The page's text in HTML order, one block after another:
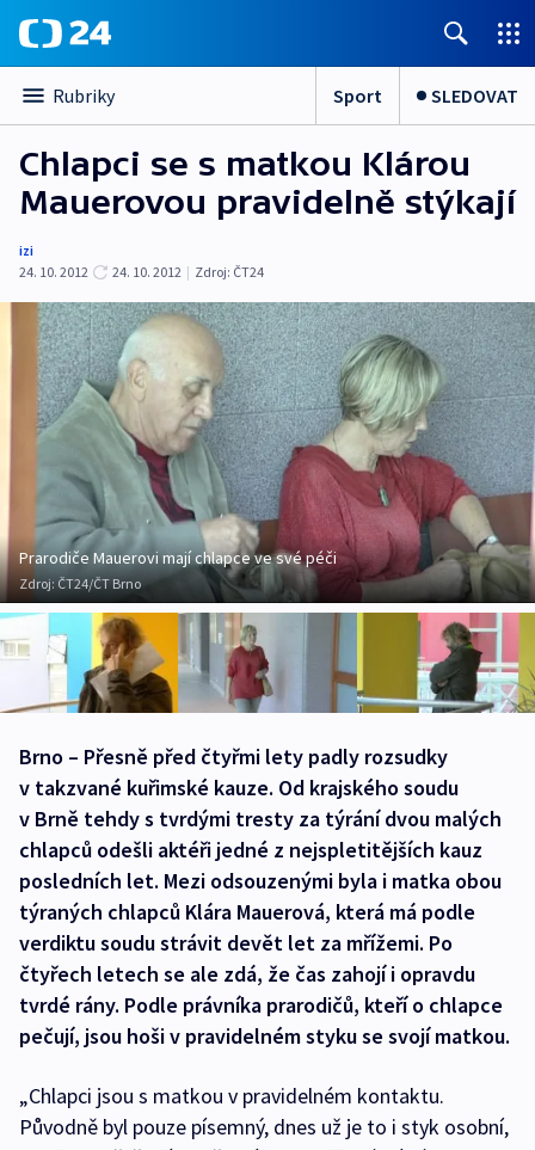
Rubriky Sport SLEDOVAT
Chlapci se s matkou Klárou
Mauerovou pravidelně stýkají
izi
24. 10. 2012
24. 10. 2012 | Zdroj: ČT24
Prarodiče Mauerovi mají chlapce ve své péči
Zdroj:ČT24/ČT Brno
Brno – Přesně před čtyřmi lety padly rozsudky
v takzvané kuřimské kauze. Od krajského soudu
v Brně tehdy s tvrdými tresty za týrání dvou malých
chlapců odešli aktéři jedné z nejspletitějších kauz
posledních let. Mezi odsouzenými byla i matka obou
týraných chlapců Klára Mauerová, která má podle
verdiktu soudu strávit devět let za mřížemi. Po
čtyřech letech se ale zdá, že čas zahojí i opravdu
tvrdé rány. Podle právníka prarodičů, kteří o chlapce
pečují, jsou hoši v pravidelném styku se svojí matkou.
„Chlapci jsou s matkou v pravidelném kontaktu.
Původně byl pouze písemný, dnes už je to i styk osobní,